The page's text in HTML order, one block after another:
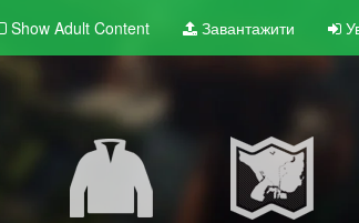
Show Adult Content Завантажити